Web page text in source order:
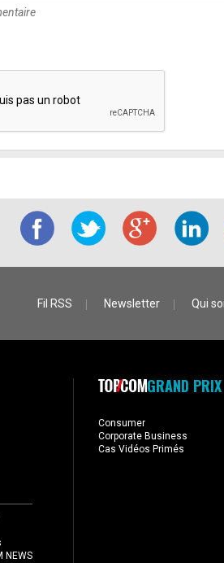
Fil RSS Newsletter Qui
NEWS
GRAND PRIX
Consumer
Corporate Business
Cas Vidéos Primés